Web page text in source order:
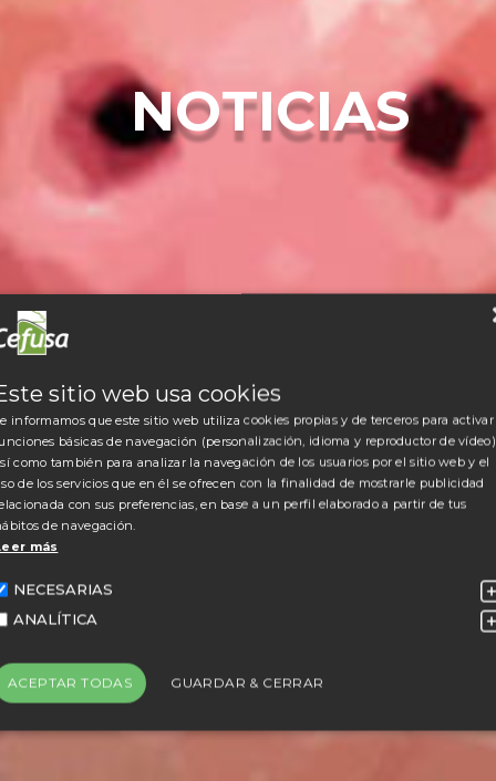
NOTICIAS
sitio web usa cookies
informamos que este sitio web utiliza cookies propias y de terceros para activar
básicas de navegación (personalización, idioma y reproductor de
como también para analizar la navegación de los usuarios por el sitio web y el
de los servicios que en él se ofrecen con la finalidad de mostrarle publicidad
con sus preferencias, en base a un perfil elaborado a partir de tus
de navegación.
más
NECESARIAS
ANALÍTICA
ACEPTAR TODAS GUARDAR & CERRAR